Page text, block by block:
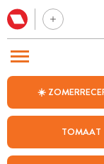
☀️
TOMAAT
BEZOEK ONZE ANDERE
WEEKMENU